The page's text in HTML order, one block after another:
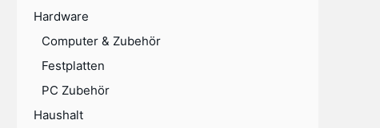
Hardware
Computer & Zubehör
Festplatten
PC Zubehör
Haushalt